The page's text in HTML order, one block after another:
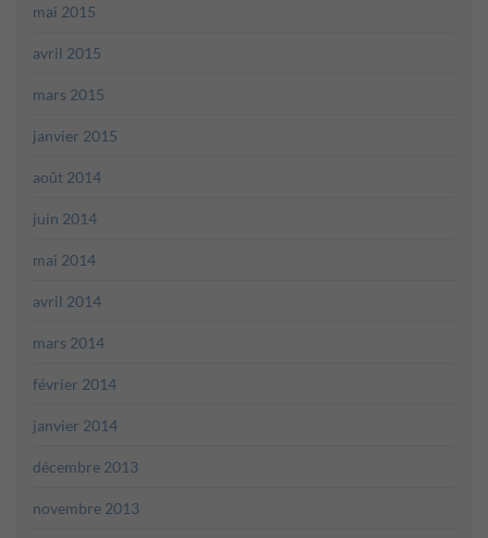
mai 2015
avril 2015
mars 2015
janvier 2015
août 2014
juin 2014
mai 2014
avril 2014
mars 2014
février 2014
janvier 2014
décembre 2013
novembre 2013